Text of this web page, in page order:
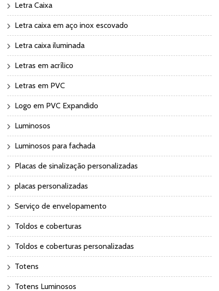
Letra Caixa
Letra caixa em aço inox escovado
Letra caixa iluminada
Letras em acrílico
Letras em PVC
Logo em PVC Expandido
Luminosos
Luminosos para fachada
Placas de sinalização personalizadas
placas personalizadas
Serviço de envelopamento
Toldos e coberturas
Toldos e coberturas personalizadas
Totens
Totens Luminosos